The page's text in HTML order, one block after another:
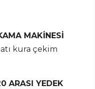
MAKİNESİ
kura çekim
ARASI YEDEK